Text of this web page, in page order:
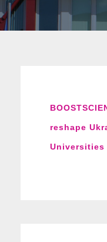
reshape
Universities